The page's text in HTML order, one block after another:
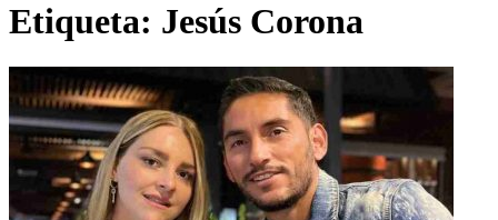
Etiqueta: Jesús Corona